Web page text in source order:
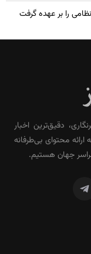
را بر عهده گرفت
دقیق‌ترین اخبار
محتوای بی‌طرفانه
جهان هستیم.